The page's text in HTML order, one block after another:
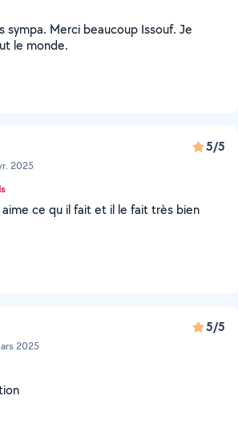
sympa. Merci beaucoup Issouf. Je
le monde.
2025
5/5
ce qu il fait et il le fait très bien
2025
5/5